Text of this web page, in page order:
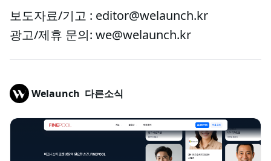
보도자료/기고 : editor@welaunch.kr
광고/제휴 문의: we@welaunch.kr
Welaunch 다른소식